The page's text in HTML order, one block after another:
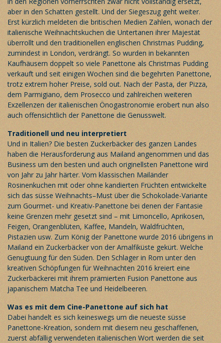
aber in den Schatten gestellt. Und der Siegeszug geht weiter.
Erst kürzlich meldeten die britischen Medien Zahlen, wonach der
italienische Weihnachtskuchen die Untertanen ihrer Majestät
überrollt und den traditionellen englischen Christmas Pudding,
zumindest in London, verdrängt. So wurden in bekannten
Kaufhäusern doppelt so viele Panettone als Christmas Pudding
verkauft und seit einigen Wochen sind die begehrten Panettone,
trotz extrem hoher Preise, sold out. Nach der Pasta, der Pizza,
dem Parmigiano, dem Prosecco und zahlreichen weiteren
Exzellenzen der italienischen Önogastronomie erobert nun also
auch offensichtlich der Panettone die Genusswelt.
Traditionell und neu interpretiert
Und in Italien? Die besten Zuckerbäcker des ganzen Landes
haben die Herausforderung aus Mailand angenommen und das
Business um den besten und auch originellsten Panettone wird
von Jahr zu Jahr härter. Vom klassischen Mailänder
Rosinenkuchen mit oder ohne kandierten Früchten entwickelte
sich das süsse Weihnachts–Must über die Schokolade-Variante
zum Gourmet- und Kreativ-Panettone bei denen der Fantasie
keine Grenzen mehr gesetzt sind – mit Limoncello, Aprikosen,
Feigen, Orangenblüten, Kaffee, Mandeln, Waldfrüchten,
Pistazien usw. Zum König der Panettone wurde 2016 übrigens in
Mailand ein Zuckerbäcker von der Amalfiküste gekürt. Welche
Genugtuung für den Süden. Den Schlager in Rom unter den
kreativen Schöpfungen für Weihnachten 2016 kreiert eine
Zuckerbäckerei mit ihrem prämierten Fusion Panettone aus
japanischem Matcha Tee und Heidelbeeren.
Was es mit dem Cine-Panettone auf sich hat
Dabei handelt es sich keineswegs um die neueste süsse
Panettone-Kreation, sondern mit diesem neu geschaffenen,
zuerst abfällig verwendeten italienischen Wort werden die seit